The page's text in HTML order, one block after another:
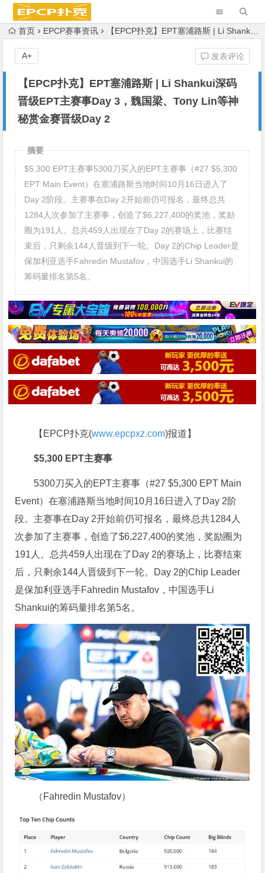
首页 EPCP赛事资讯 【EPCP扑克】EPT塞浦路斯 | Li Shankui深码晋级EPT主赛事Day 3，魏国梁、Tony Lin等神秘赏金赛晋级Day 2
【EPCP扑克】EPT塞浦路斯 | Li Shankui深码
晋级EPT主赛事Day 3，魏国梁、Tony Lin等神
秘赏金赛晋级Day 2
发表评论
A+
摘要
$5,300 EPT主赛事5300刀买入的EPT主赛事（#27 $5,300
EPT Main Event）在塞浦路斯当地时间10月16日进入了
Day 2阶段。主赛事在Day 2开始前仍可报名，最终总共
1284人次参加了主赛事，创造了$6,227,400的奖池，奖励
圈为191人。总共459人出现在了Day 2的赛场上，比赛结
束后，只剩余144人晋级到下一轮。Day 2的Chip Leader是
保加利亚选手Fahredin Mustafov，中国选手Li Shankui的
筹码量排名第5名。
【EPCP扑克(www.epcpxz.com)报道】
$5,300 EPT主赛事
5300刀买入的EPT主赛事（#27 $5,300 EPT Main
Event）在塞浦路斯当地时间10月16日进入了Day 2阶
段。主赛事在Day 2开始前仍可报名，最终总共1284人
次参加了主赛事，创造了$6,227,400的奖池，奖励圈为
191人。总共459人出现在了Day 2的赛场上，比赛结束
后，只剩余144人晋级到下一轮。Day 2的Chip Leader
是保加利亚选手Fahredin Mustafov，中国选手Li
Shankui的筹码量排名第5名。
（Fahredin Mustafov）